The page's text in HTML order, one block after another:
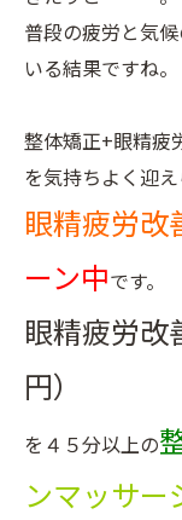
普段の疲労と気
いる結果ですね。
整体矯正+眼精疲
を気持ちよく迎え
眼精疲労改
ーン中です。
眼精疲労
円）
を４５分以上の
ンマッサー